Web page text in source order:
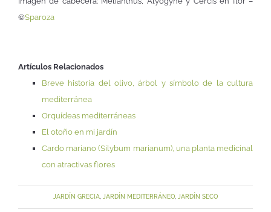
©Sparoza
Artículos Relacionados
Breve historia del olivo, árbol y símbolo de la cultura
mediterránea
Orquídeas mediterráneas
El otoño en mi jardín
Cardo mariano (Silybum marianum), una planta medicinal
con atractivas flores
JARDÍN GRECIA JARDÍN MEDITERRÁNEO JARDÍN SECO